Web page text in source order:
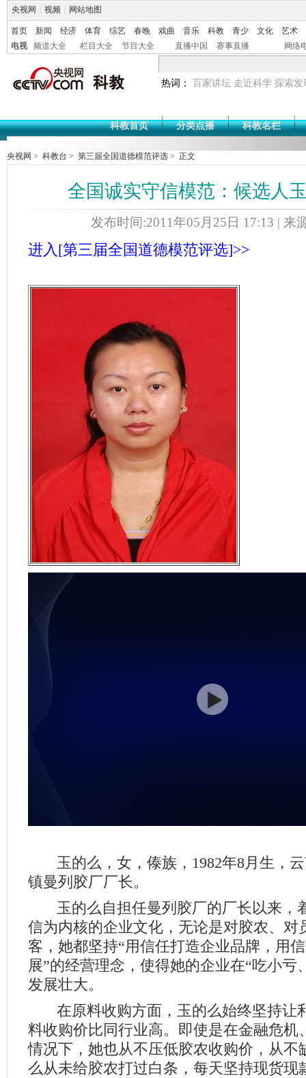
央视网 视频 网站地图
首页 新闻 经济 体育 综艺 春晚 戏曲 音乐 科教 青少 文化
艺术
电视
频道大全 栏目大全 节目大全 直播中国 赛事直播 网络
热词： 百家讲坛 走近科学 探索发
科教首页 分类点播 科教名栏
央视网 > 科教台 > 第三届全国道德模范评选 > 正文
全国诚实守信模范：候选人
发布时间:2011年05月25日 17:13 | 来
进入[第三届全国道德模范评选]>>
玉的么，女，傣族，1982年8月生，云
镇曼列胶厂厂长。
玉的么自担任曼列胶厂的厂长以来，
信为内核的企业文化，无论是对胶农、对
客，她都坚持“用信任打造企业品牌，用
展”的经营理念，使得她的企业在“吃小亏
发展壮大。
在原料收购方面，玉的么始终坚持让
料收购价比同行业高。即使是在金融危机
情况下，她也从不压低胶农收购价，从不
么从未给胶农打过白条，每天坚持现货现